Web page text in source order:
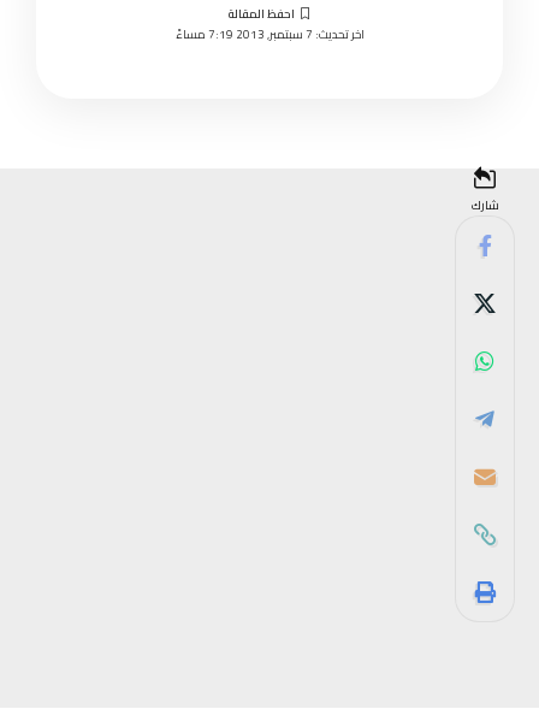
اخر تحديث: 7 سبتمبر, 2013 7:19 مساءً
شارك